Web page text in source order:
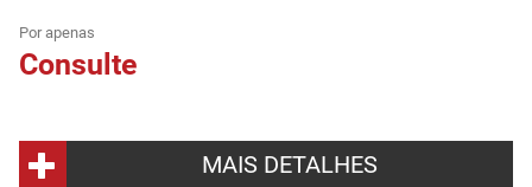
Por apenas
Consulte
MAIS DETALHES